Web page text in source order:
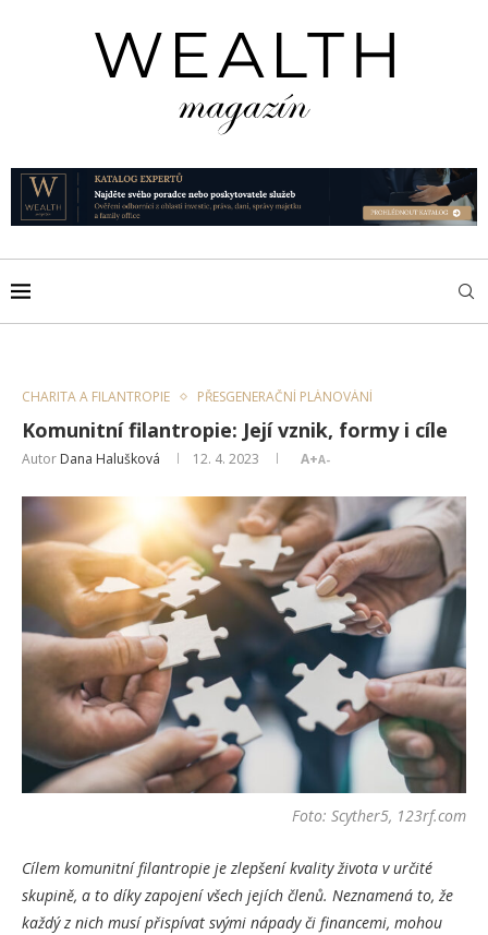
CHARITA A FILANTROPIE PŘESGENERAČNÍ PLÁNOVÁNÍ
Komunitní filantropie: Její vznik, formy i cíle
Autor Dana Halušková 12. 4. 2023 A+A-
Foto: Scyther5, 123rf.com
Cílem komunitní filantropie je zlepšení kvality života v určité
skupině, a to díky zapojení všech jejích členů. Neznamená to, že
každý z nich musí přispívat svými nápady či financemi, mohou